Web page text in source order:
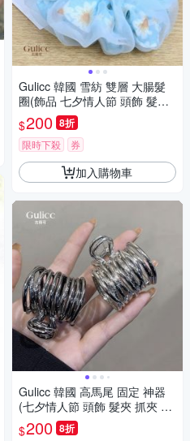
Gulicc 韓國 雪紡 雙層 大腸髮
圈(飾品 七夕情人節 頭飾 髮帶
髮箍 生日禮物 主題穿搭 約會 )
$200 8折
限時下殺 券
加入購物車
Gulicc 韓國 高馬尾 固定 神器
(七夕情人節 頭飾 髮夾 抓夾 髮
圈 韓國 生日禮物 )
$200 8折